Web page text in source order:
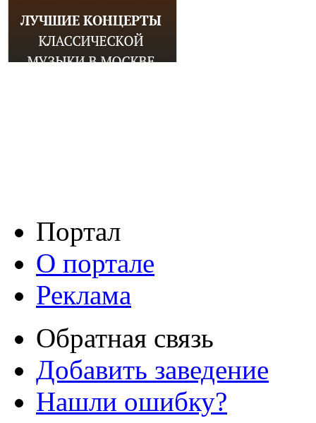
Портал
О портале
Реклама
Обратная связь
Добавить заведение
Нашли ошибку?